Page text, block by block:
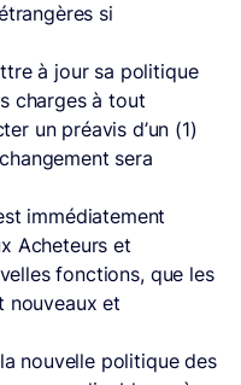
si
à jour sa politique
charges à tout
un préavis d’un (1)
sera
immédiatement
Acheteurs et
fonctions, que les
nouveaux et
nouvelle politique des